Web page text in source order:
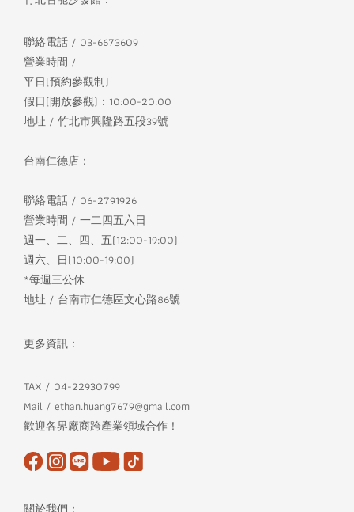
聯絡電話 / 03-6673609
營業時間 /
平日(預約參觀制)
假日(開放參觀)：10:00-20:00
地址 / 竹北市興隆路五段39號
台南仁德店：
聯絡電話 / 06-2791926
營業時間 / 一二四五六日
週一、二、四、五(12:00-19:00)
週六、日(10:00-19:00)
*每週三公休
地址 / 台南市仁德區文心路86號
更多資訊：
TAX / 04-22930799
Mail / ethan.huang7679@gmail.com
歡迎各界廠商跨產業領域合作！